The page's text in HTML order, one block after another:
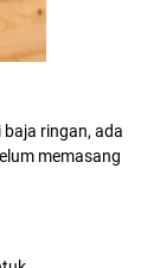
baja ringan, ada
memasang